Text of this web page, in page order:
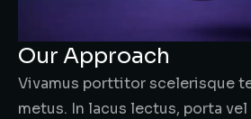
Our Approach
Vivamus porttitor scelerisque
metus. In lacus lectus, porta